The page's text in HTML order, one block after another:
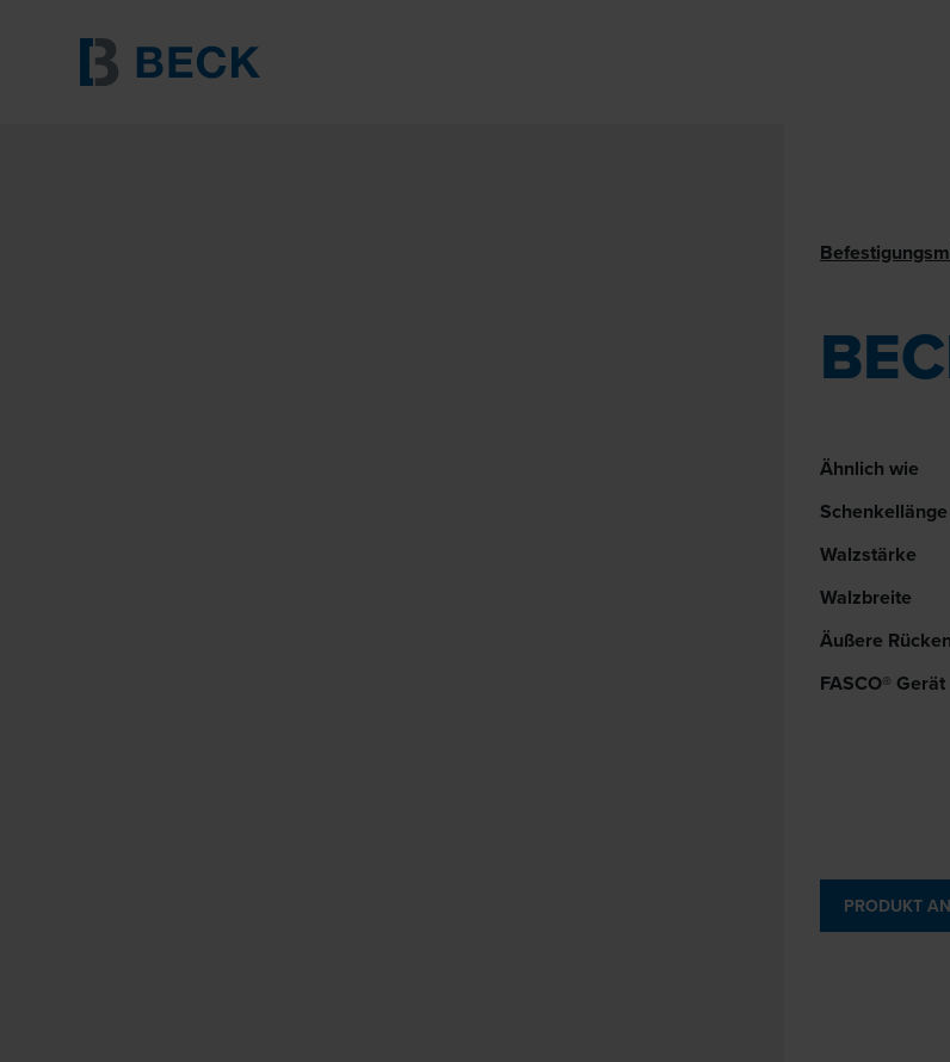
BECK KOA
Ähnlich wie
Schenkellänge
Walzstärke
Walzbreite
Äußere
FASCO® Gerät
PRODUKT